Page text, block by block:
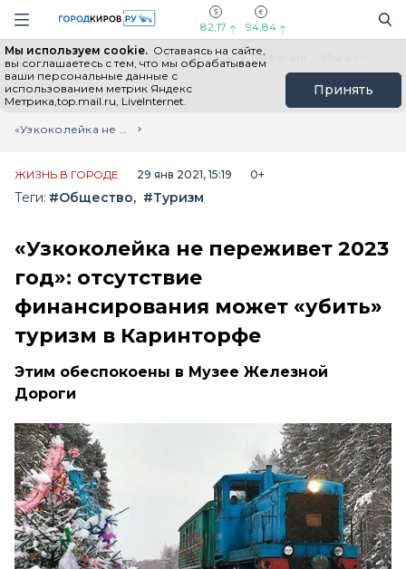
Навигация сайта
82,17 94,84
Мы используем cookie. Оставаясь на сайте,
вы соглашаетесь с тем, что мы обрабатываем
ваши персональные данные с
использованием метрик Яндекс
Метрика,top.mail.ru, LiveInternet.
Принять
Выборы - 2026 Все новости Мы в Telegram
Главная
Лента новостей
«Узкоколейка не переживет 2023 год»: отсутствие финансирования может «убить» туризм в Каринторфе
ЖИЗНЬ В ГОРОДЕ 29 янв 2021, 15:19 0+
Теги: #Общество #Туризм
«Узкоколейка не переживет 2023
год»: отсутствие
финансирования может «убить»
туризм в Каринторфе
Этим обеспокоены в Музее Железной
Дороги